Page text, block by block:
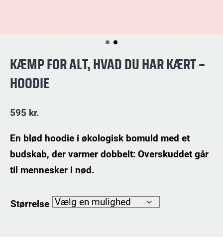
KÆMP FOR ALT, HVAD DU HAR KÆRT –
HOODIE
595 kr.
En blød hoodie i økologisk bomuld med et
budskab, der varmer dobbelt: Overskuddet går
til mennesker i nød.
Størrelse